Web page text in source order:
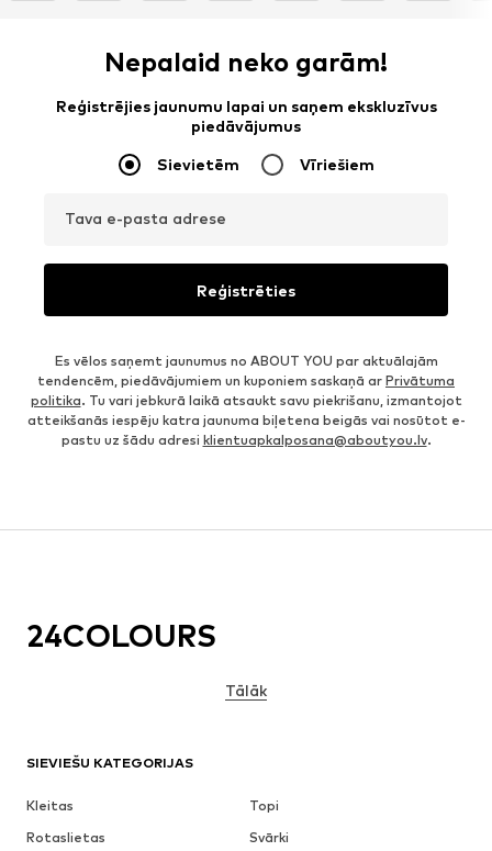
Nepalaid neko garām!
Reģistrējies jaunumu lapai un saņem ekskluzīvus
piedāvājumus
Sievietēm Vīriešiem
Tava e-pasta adrese
Reģistrēties
Es vēlos saņemt jaunumus no ABOUT YOU par aktuālajām
tendencēm, piedāvājumiem un kuponiem saskaņā ar Privātuma
politika. Tu vari jebkurā laikā atsaukt savu piekrišanu, izmantojot
atteikšanās iespēju katra jaunuma biļetena beigās vai nosūtot e-
pastu uz šādu adresi klientuapkalposana@aboutyou.lv.
SIEVIEŠU KATEGORIJAS
Kleitas
Topi
Rotaslietas
Svārki
24COLOURS
Tālāk